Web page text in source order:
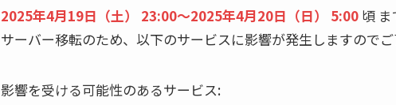
2025年4月19日（土） 23:00～2025年4月20日（日） 5:00 頃 ま
サーバー移転のため、以下のサービスに影響が発生しますのでご
影響を受ける可能性のあるサービス: